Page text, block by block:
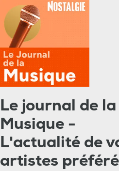
Le journal de la
Musique -
L'actualité de
artistes